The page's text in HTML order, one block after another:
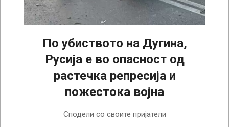
По убиството на Дугина,
Русија е во опасност од
растечка репресија и
пожестока војна
Сподели со своите пријатели